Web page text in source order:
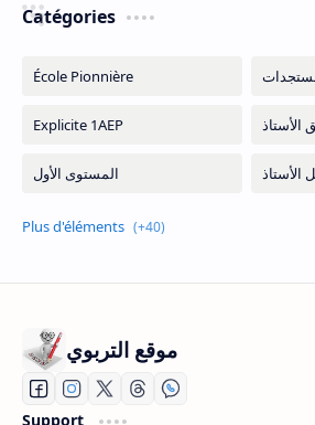
Catégories
موقع التربوي
Support